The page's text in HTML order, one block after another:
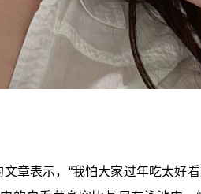
文章表示， “我怕大家过年吃太好